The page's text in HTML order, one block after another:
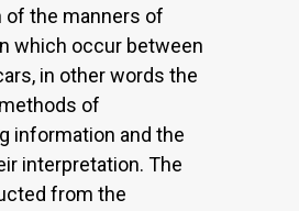
the manners of
which occur between
in other words the
of
information and the
interpretation. The
from the